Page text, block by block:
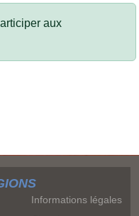
aux
Informations légales